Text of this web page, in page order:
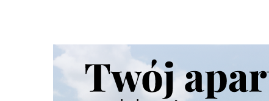
Nie dodano jeszcze wpisów do tej kategorii
Dodaj obiekt do informatora medycznego